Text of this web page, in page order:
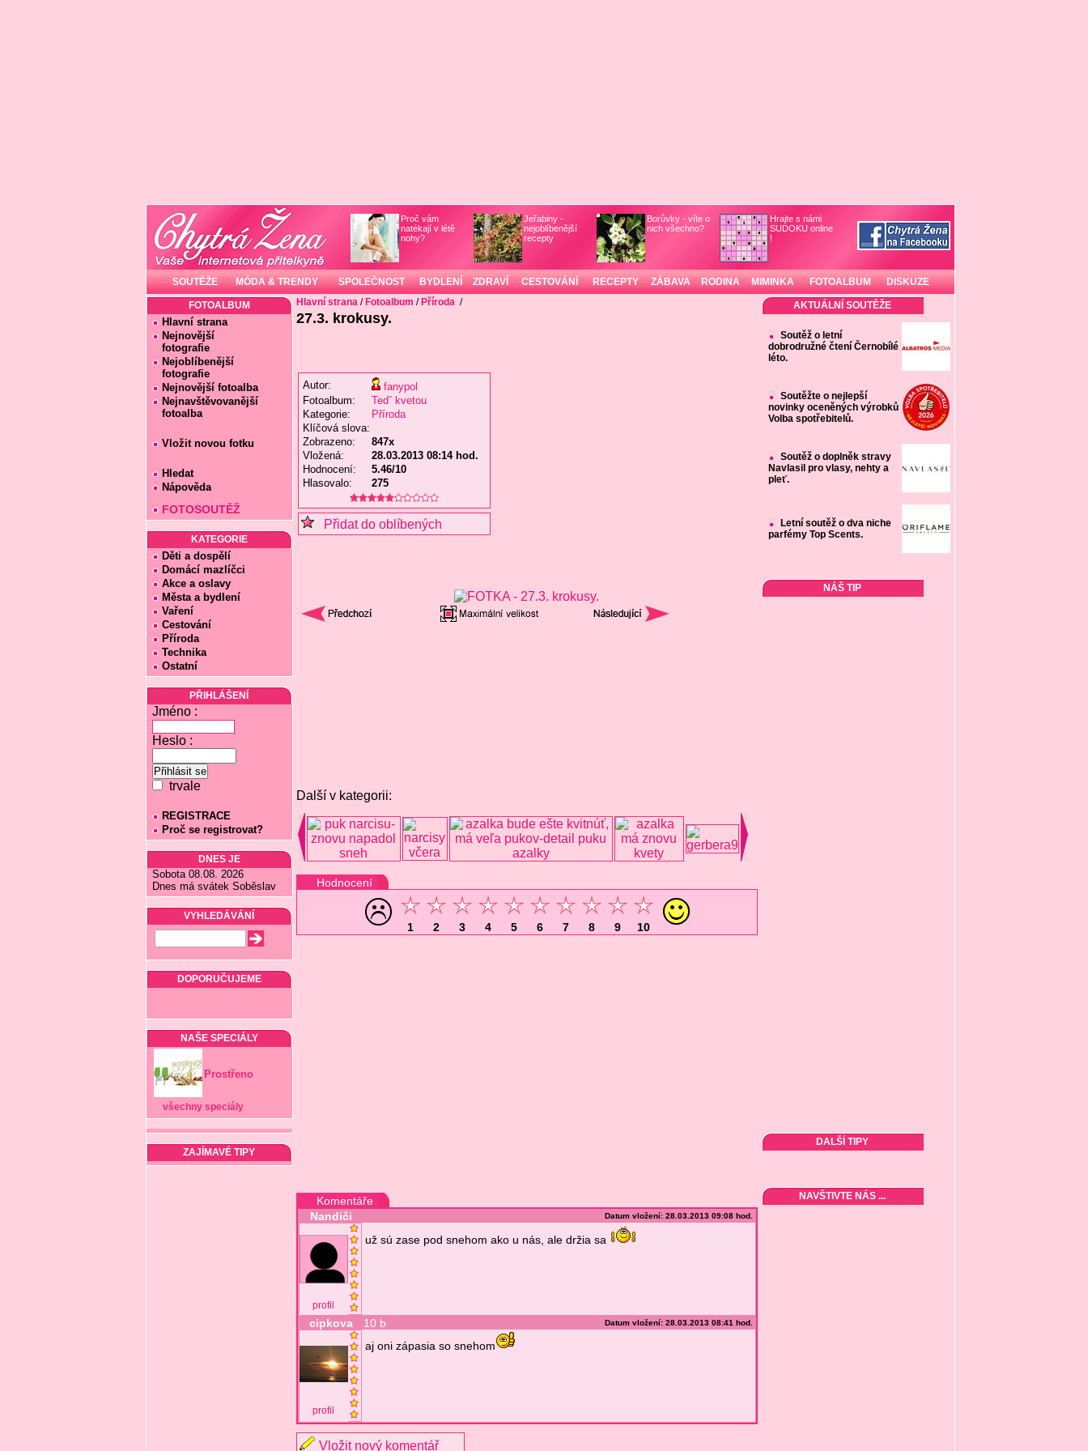
Proč vám
natékají v létě
nohy?
Jeřabiny -
nejoblíbenější
recepty
Borůvky - víte o
nich všechno?
Hrajte s námi
SUDOKU online
!
SOUTĚŽE MÓDA & TRENDY SPOLEČNOST BYDLENÍ ZDRAVÍ CESTOVÁNÍ RECEPTY ZÁBAVA RODINA MIMINKA FOTOALBUM DISKUZE
FOTOALBUM
Hlavní strana
Nejnovější
fotografie
Nejoblíbenější
fotografie
Nejnovější fotoalba
Nejnavštěvovanější
fotoalba
Vložit novou fotku
Hledat
Nápověda
FOTOSOUTĚŽ
KATEGORIE
Děti a dospělí
Domácí mazlíčci
Akce a oslavy
Města a bydlení
Vaření
Cestování
Příroda
Technika
Ostatní
PŘIHLÁŠENÍ
Jméno :
Heslo :
trvale
REGISTRACE
Proč se registrovat?
DNES JE
Sobota 08.08. 2026
Dnes má svátek Soběslav
VYHLEDÁVÁNÍ
DOPORUČUJEME
NAŠE SPECIÁLY
Prostřeno
všechny speciály
ZAJÍMAVÉ TIPY
Hlavní strana/ Fotoalbum / Příroda /
27.3. krokusy.
Autor:
fanypol
Fotoalbum:
Tedˇ kvetou
Kategorie:
Příroda
Klíčová slova:
Zobrazeno:
847x
Vložená:
28.03.2013 08:14 hod.
Hodnocení:
5.46/10
Hlasovalo:
275
Přidat do oblíbených
Další v kategorii:
Hodnocení
1 2 3 4 5 6 7 8 9 10
Komentáře
Nandiči
Datum vložení: 28.03.2013 09:08 hod.
profil
už sú zase pod snehom ako u nás, ale držia sa
cipkova 10 b Datum vložení: 28.03.2013 08:41 hod.
profil
aj oni zápasia so snehom
Vložit nový komentář
AKTUÁLNÍ SOUTĚŽE
Soutěž o letní
dobrodružné čtení Černobílé
léto.
Soutěžte o nejlepší
novinky oceněných výrobků
Volba spotřebitelů.
Soutěž o doplněk stravy
Navlasil pro vlasy, nehty a
pleť.
Letní soutěž o dva niche
parfémy Top Scents.
NÁŠ TIP
DALŠÍ TIPY
NAVŠTIVTE NÁS ...